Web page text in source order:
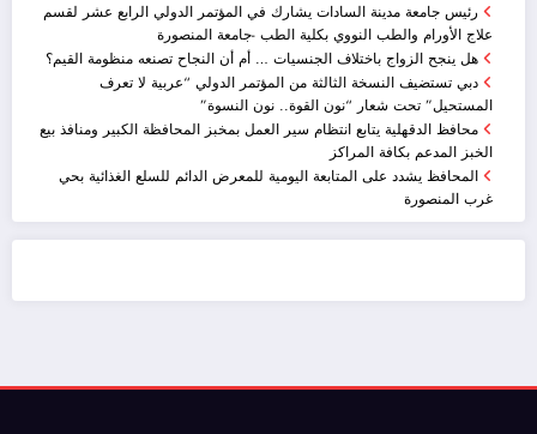
رئيس جامعة مدينة السادات يشارك في المؤتمر الدولي الرابع عشر لقسم
علاج الأورام والطب النووي بكلية الطب -جامعة المنصورة
هل ينجح الزواج باختلاف الجنسيات … أم أن النجاح تصنعه منظومة القيم؟
دبي تستضيف النسخة الثالثة من المؤتمر الدولي “عربية لا تعرف
المستحيل” تحت شعار “نون القوة.. نون النسوة”
محافظ الدقهلية يتابع انتظام سير العمل بمخبز المحافظة الكبير ومنافذ بيع
الخبز المدعم بكافة المراكز
المحافظ يشدد على المتابعة اليومية للمعرض الدائم للسلع الغذائية بحي
غرب المنصورة